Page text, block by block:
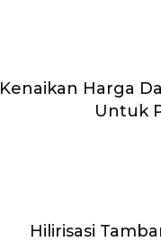
Kenaikan Harga
Untuk
Hilirisasi